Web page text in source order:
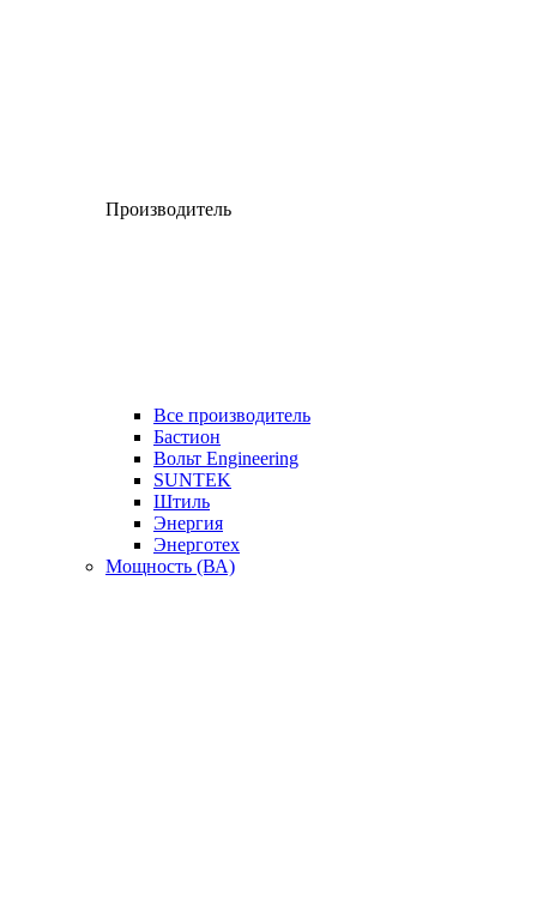
Производитель
Все производитель
Бастион
Вольт Engineering
SUNTEK
Штиль
Энергия
Энерготех
Мощность (ВА)